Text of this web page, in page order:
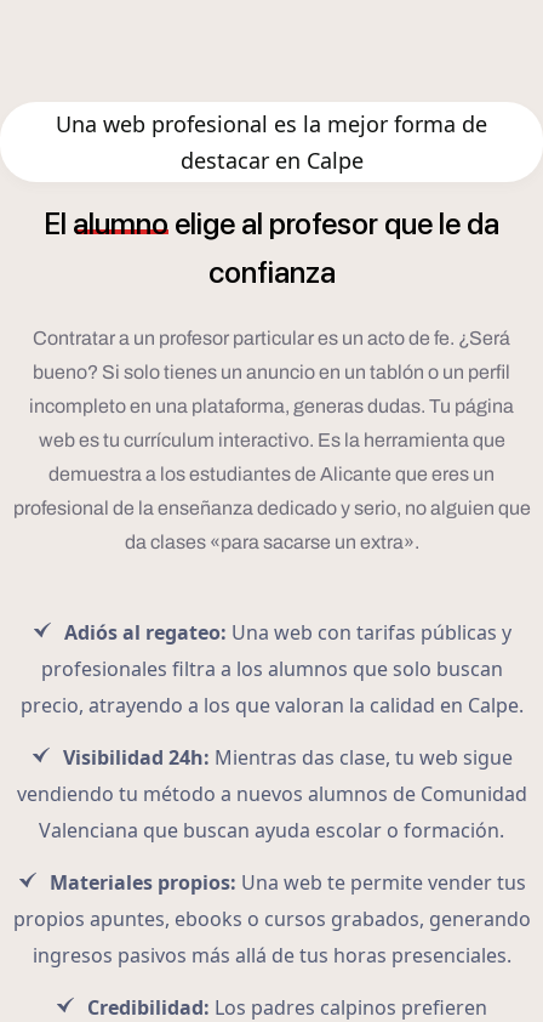
Una web profesional es la mejor forma de
destacar en Calpe
El alumno elige al profesor que le da
confianza
Contratar a un profesor particular es un acto de fe. ¿Será
bueno? Si solo tienes un anuncio en un tablón o un perfil
incompleto en una plataforma, generas dudas. Tu página
web es tu currículum interactivo. Es la herramienta que
demuestra a los estudiantes de Alicante que eres un
profesional de la enseñanza dedicado y serio, no alguien que
da clases «para sacarse un extra».
Adiós al regateo: Una web con tarifas públicas y
profesionales filtra a los alumnos que solo buscan
precio, atrayendo a los que valoran la calidad en Calpe.
Visibilidad 24h: Mientras das clase, tu web sigue
vendiendo tu método a nuevos alumnos de Comunidad
Valenciana que buscan ayuda escolar o formación.
Materiales propios: Una web te permite vender tus
propios apuntes, ebooks o cursos grabados, generando
ingresos pasivos más allá de tus horas presenciales.
Credibilidad: Los padres calpinos prefieren